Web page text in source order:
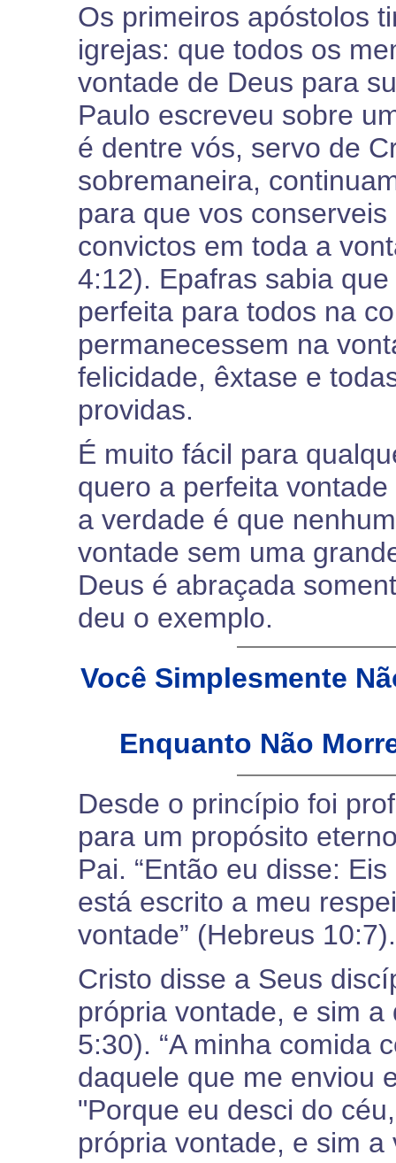
Os primeiros apóstolos
igrejas: que todos os
vontade de Deus para
Paulo escreveu sobre
é dentre vós, servo de
sobremaneira,
para que vos
convictos em toda a
4:12). Epafras sabia
perfeita para todos na
permanecessem na
felicidade, êxtase e
providas.
É muito fácil para
quero a perfeita
a verdade é que
vontade sem uma
Deus é abraçada
deu o exemplo.
Você Simplesmente
Enquanto Não
Desde o princípio foi
para um propósito
Pai. “Então eu disse:
está escrito a meu
vontade” (Hebreus 10:7).
Cristo disse a Seus
própria vontade, e sim a
5:30). “A minha comida
daquele que me enviou
"Porque eu desci do
própria vontade, e sim